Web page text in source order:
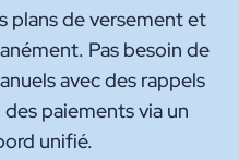
plans de versement et
Pas besoin de
avec des rappels
paiements via un
unifié.